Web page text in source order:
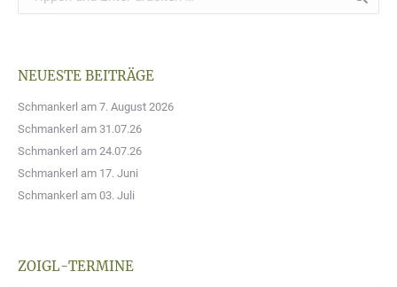
NEUESTE BEITRÄGE
Schmankerl am 7. August 2026
Schmankerl am 31.07.26
Schmankerl am 24.07.26
Schmankerl am 17. Juni
Schmankerl am 03. Juli
ZOIGL-TERMINE